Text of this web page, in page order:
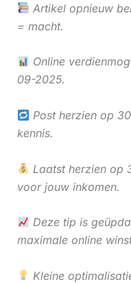
Artikel opnieuw
= macht.
Online
09-2025.
Post herzien op
kennis.
Laatst herzien op
voor jouw inkomen.
Deze tip is
maximale online
Kleine